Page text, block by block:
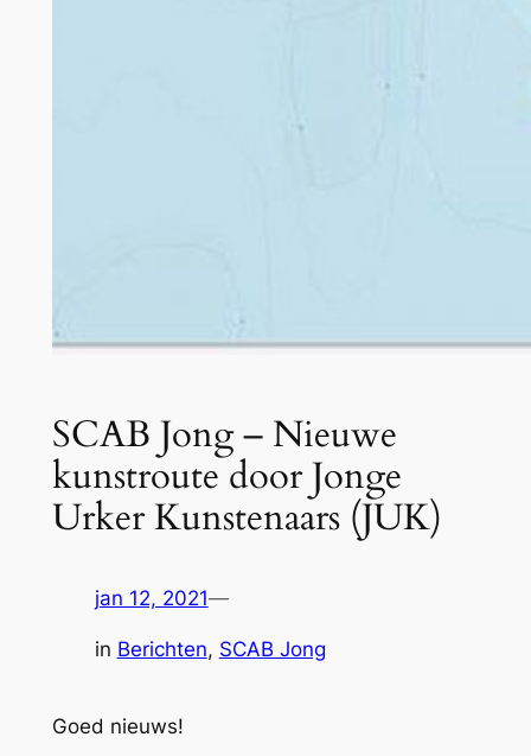
SCAB Jong – Nieuwe
kunstroute door Jonge
Urker Kunstenaars (JUK)
jan 12, 2021—
in Berichten, SCAB Jong
Goed nieuws!